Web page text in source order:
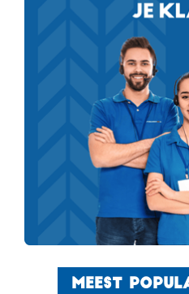
MEEST